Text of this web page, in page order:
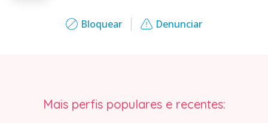
Bloquear Denunciar
Mais perfis populares e recentes: